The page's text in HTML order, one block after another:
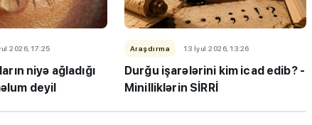
2026, 17:25
niyə ağladığı
deyil
Araşdırma 13 İyul 2026, 13:26
Durğu işarələrini kim icad edib? -
Minilliklərin SİRRİ
MİQ,
"Həftənin təhsil icmalı": Qəbul